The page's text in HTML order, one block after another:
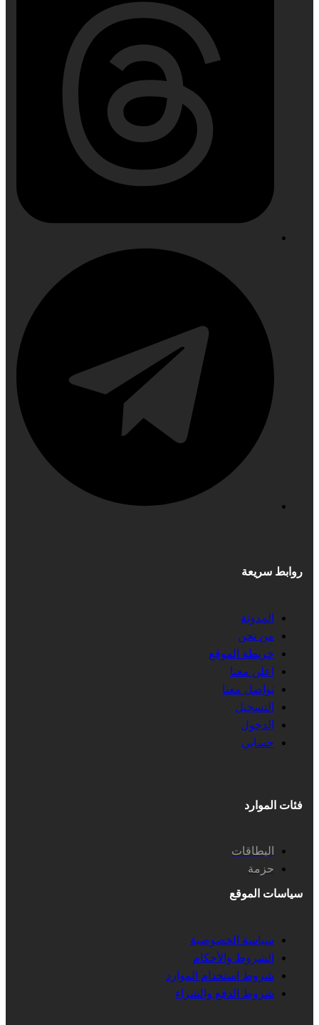
روابط سريعة
المدونة
من نحن
خريطة الموقع
اعلن معنا
تواصل معنا
التسجيل
الدخول
حسابي
فئات الموارد
البطاقات
حزمة
سياسات الموقع
سياسة الخصوصية
الشروط والأحكام
شروط استخدام الموارد
شروط الدفع والشراء